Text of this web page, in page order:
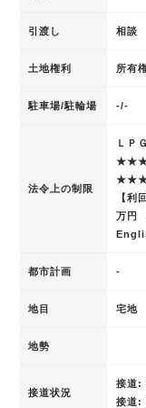
引渡し 相談
土地権利 所有
駐車場/駐輪場 -/-
法令上の制限
ＬＰ
【
万円
都市計画 -
地目 宅地
地勢
接道状況
接道:
接道: